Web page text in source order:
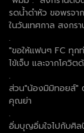
รดน้ำดำหัว ขอพรจ
ในวันเทศกาล สงกร
.
"ขอให้แฟนๆ FC ทุก
ไข้เจ็บ และจากโควิต
.
ส่วน"น้องมิมิทอยส์"
คุณย่า
.
อิ่มบุญอิ่มใจไปกับศิล